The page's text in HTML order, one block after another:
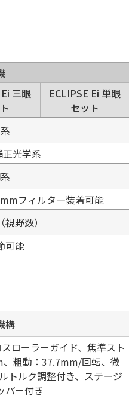
三眼
ECLIPSE Ei 単眼
セット
光学系
フィルタ―装着可能
野数）
可能
構
ローラーガイド、焦準スト
粗動：37.7mm/回転、微
トルク調整付き、ステージ
パー付き